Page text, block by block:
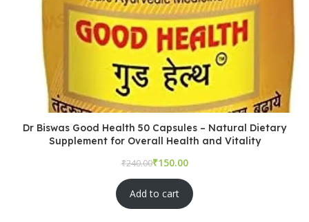
Dr Biswas Good Health 50 Capsules – Natural Dietary
Supplement for Overall Health and Vitality
₹
₹
Add to cart